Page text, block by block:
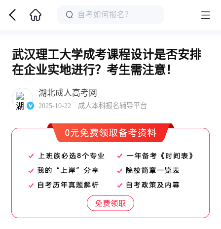
武汉理工大学成考课程设计是否安排
在企业实地进行？考生需注意！
湖北成人高考网
2025-10-22 成人本科报名辅导平台